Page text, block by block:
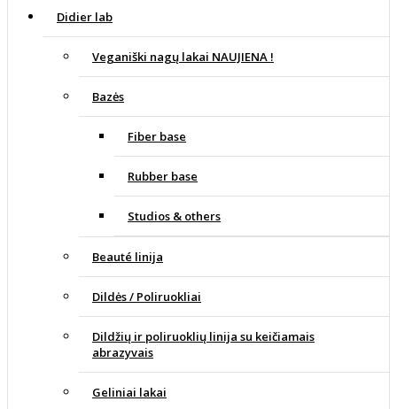
Didier lab
Veganiški nagų lakai NAUJIENA !
Bazės
Fiber base
Rubber base
Studios & others
Beauté linija
Dildės / Poliruokliai
Dildžių ir poliruoklių linija su keičiamais
abrazyvais
Geliniai lakai